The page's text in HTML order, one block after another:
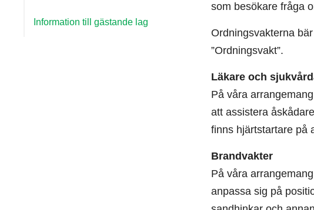
Information till gästande lag
som besökare fråga
Ordningsvakterna
”Ordningsvakt”.
Läkare och
På våra
att assistera
finns hjärtstartare på
Brandvakter
På våra
anpassa sig på